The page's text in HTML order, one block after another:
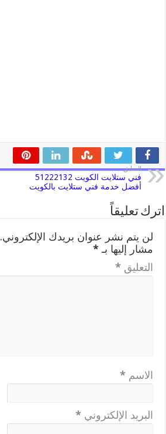
السابق
فني ستلايت الكويت 51222132
أفضل خدمة فني ستلايت بالكويت
اترك تعليقاً
لن يتم نشر عنوان بريدك الإلكتروني.
مشار إليها بـ*
التعليق *
الاسم *
البريد الإلكتروني *